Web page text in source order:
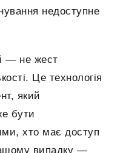
недоступне
— не жест
Це технологія
який
бути
хто має доступ
випадку —